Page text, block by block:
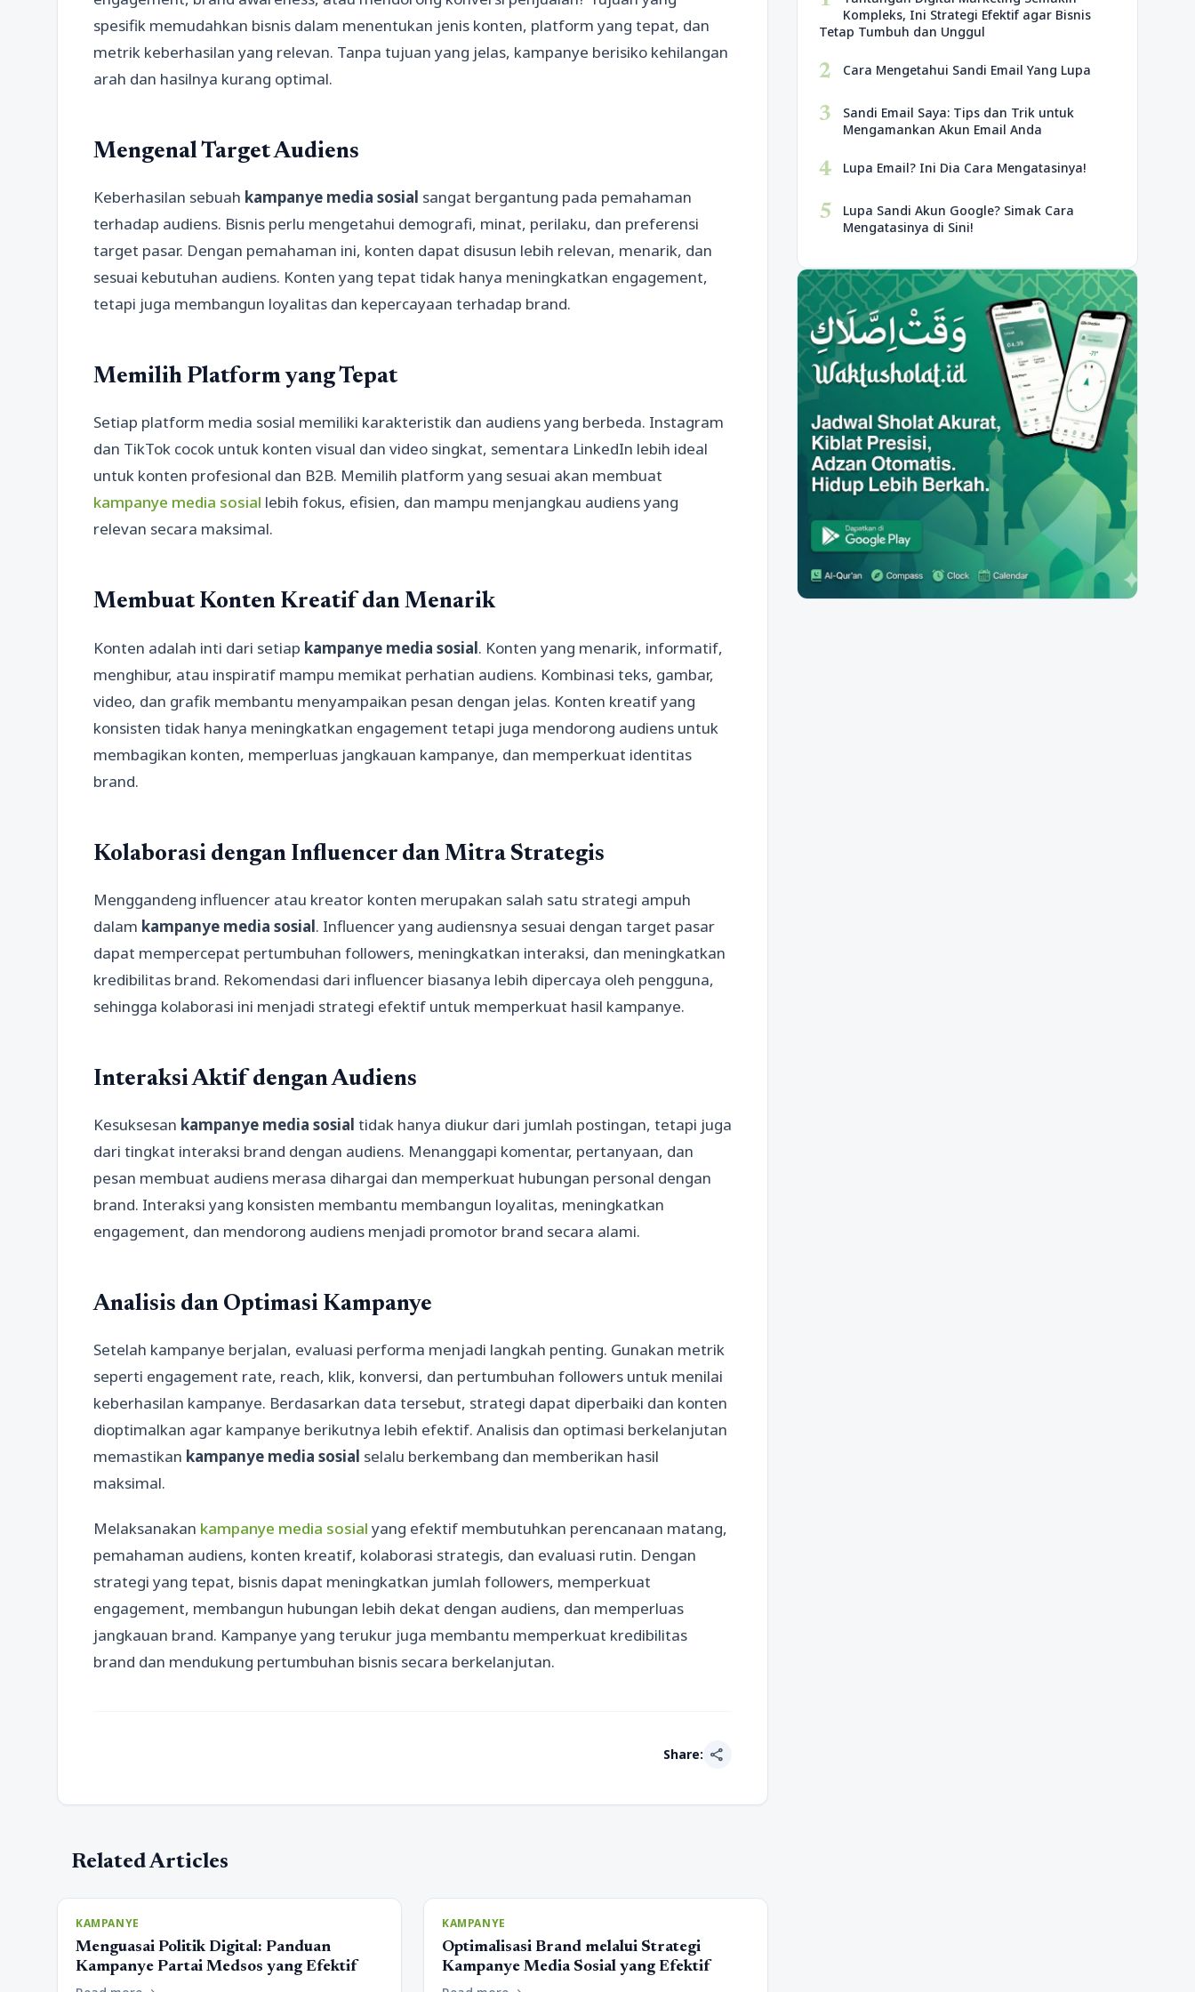
spesifik memudahkan bisnis dalam menentukan jenis konten, platform yang tepat, dan
metrik keberhasilan yang relevan. Tanpa tujuan yang jelas, kampanye berisiko kehilangan
arah dan hasilnya kurang optimal.
Mengenal Target Audiens
Keberhasilan sebuah kampanye media sosial sangat bergantung pada pemahaman
terhadap audiens. Bisnis perlu mengetahui demografi, minat, perilaku, dan preferensi
target pasar. Dengan pemahaman ini, konten dapat disusun lebih relevan, menarik, dan
sesuai kebutuhan audiens. Konten yang tepat tidak hanya meningkatkan engagement,
tetapi juga membangun loyalitas dan kepercayaan terhadap brand.
Memilih Platform yang Tepat
Setiap platform media sosial memiliki karakteristik dan audiens yang berbeda. Instagram
dan TikTok cocok untuk konten visual dan video singkat, sementara LinkedIn lebih ideal
untuk konten profesional dan B2B. Memilih platform yang sesuai akan membuat
kampanye media sosial lebih fokus, efisien, dan mampu menjangkau audiens yang
relevan secara maksimal.
Membuat Konten Kreatif dan Menarik
Konten adalah inti dari setiap kampanye media sosial. Konten yang menarik, informatif,
menghibur, atau inspiratif mampu memikat perhatian audiens. Kombinasi teks, gambar,
video, dan grafik membantu menyampaikan pesan dengan jelas. Konten kreatif yang
konsisten tidak hanya meningkatkan engagement tetapi juga mendorong audiens untuk
membagikan konten, memperluas jangkauan kampanye, dan memperkuat identitas
brand.
Kolaborasi dengan Influencer dan Mitra Strategis
Menggandeng influencer atau kreator konten merupakan salah satu strategi ampuh
dalam kampanye media sosial. Influencer yang audiensnya sesuai dengan target pasar
dapat mempercepat pertumbuhan followers, meningkatkan interaksi, dan meningkatkan
kredibilitas brand. Rekomendasi dari influencer biasanya lebih dipercaya oleh pengguna,
sehingga kolaborasi ini menjadi strategi efektif untuk memperkuat hasil kampanye.
Interaksi Aktif dengan Audiens
Kesuksesan kampanye media sosial tidak hanya diukur dari jumlah postingan, tetapi juga
dari tingkat interaksi brand dengan audiens. Menanggapi komentar, pertanyaan, dan
pesan membuat audiens merasa dihargai dan memperkuat hubungan personal dengan
brand. Interaksi yang konsisten membantu membangun loyalitas, meningkatkan
engagement, dan mendorong audiens menjadi promotor brand secara alami.
Analisis dan Optimasi Kampanye
Setelah kampanye berjalan, evaluasi performa menjadi langkah penting. Gunakan metrik
seperti engagement rate, reach, klik, konversi, dan pertumbuhan followers untuk menilai
keberhasilan kampanye. Berdasarkan data tersebut, strategi dapat diperbaiki dan konten
dioptimalkan agar kampanye berikutnya lebih efektif. Analisis dan optimasi berkelanjutan
memastikan kampanye media sosial selalu berkembang dan memberikan hasil
maksimal.
Melaksanakan kampanye media sosial yang efektif membutuhkan perencanaan matang,
pemahaman audiens, konten kreatif, kolaborasi strategis, dan evaluasi rutin. Dengan
strategi yang tepat, bisnis dapat meningkatkan jumlah followers, memperkuat
engagement, membangun hubungan lebih dekat dengan audiens, dan memperluas
jangkauan brand. Kampanye yang terukur juga membantu memperkuat kredibilitas
brand dan mendukung pertumbuhan bisnis secara berkelanjutan.
Share: share
Related Articles
KAMPANYE
Menguasai Politik Digital: Panduan
Kampanye Partai Medsos yang Efektif
KAMPANYE
Optimalisasi Brand melalui Strategi
Kampanye Media Sosial yang Efektif
Kompleks, Ini Strategi Efektif agar Bisnis
Tetap Tumbuh dan Unggul
2 Cara Mengetahui Sandi Email Yang Lupa
3
Sandi Email Saya: Tips dan Trik untuk
Mengamankan Akun Email Anda
4 Lupa Email? Ini Dia Cara Mengatasinya!
5
Lupa Sandi Akun Google? Simak Cara
Mengatasinya di Sini!